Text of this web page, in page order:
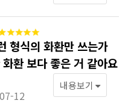
형식의 화환만 쓰는가
환 보다 좋은 거 같아요
12
내용보기